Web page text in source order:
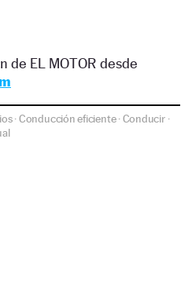
de EL MOTOR desde
·Conducción eficiente·Conducir·